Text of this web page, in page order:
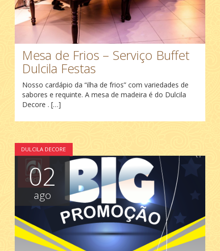
Mesa de Frios – Serviço Buffet
Dulcila Festas
Nosso cardápio da “ilha de frios” com variedades de
sabores e requinte. A mesa de madeira é do Dulcila
Decore . […]
DULCILA DECORE
02
ago